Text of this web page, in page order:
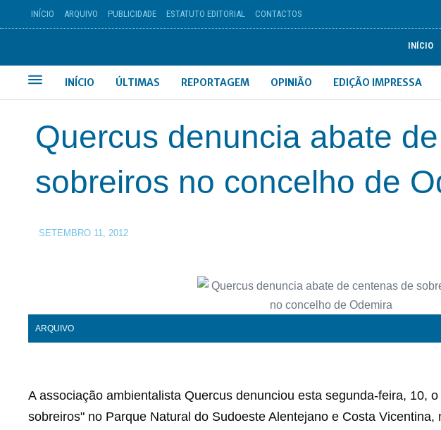
INÍCIO ARQUIVO PUBLICIDADE ESTATUTO EDITORIAL CONTACTOS
INÍCIO
INÍCIO ÚLTIMAS REPORTAGEM OPINIÃO EDIÇÃO IMPRESSA
Quercus denuncia abate
sobreiros no concelho de
SETEMBRO 11, 2012
ARQUIVO
A associação ambientalista Quercus denunciou esta segunda-feira, 10,
sobreiros" no Parque Natural do Sudoeste Alentejano e Costa Vicentina,